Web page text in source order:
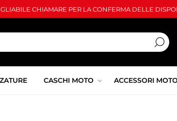
CHIAMARE PER LA CONFERMA DELLE
CASCHI MOTO ACCESSORI